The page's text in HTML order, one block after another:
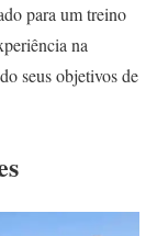
para um treino
na
seus objetivos de